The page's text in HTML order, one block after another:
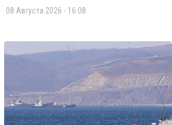
08 Августа 2026 - 16:08